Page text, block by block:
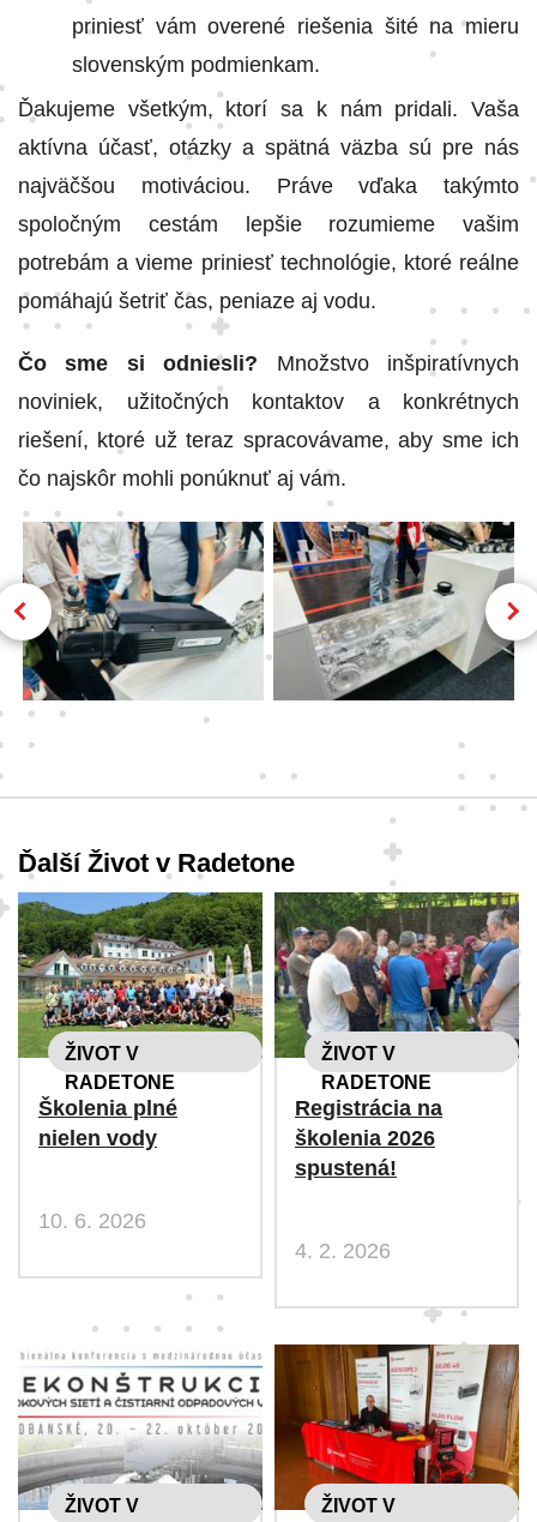
priniesť vám overené riešenia šité na mieru
slovenským podmienkam.
Ďakujeme všetkým, ktorí sa k nám pridali. Vaša
aktívna účasť, otázky a spätná väzba sú pre nás
najväčšou motiváciou. Práve vďaka takýmto
spoločným cestám lepšie rozumieme vašim
potrebám a vieme priniesť technológie, ktoré reálne
pomáhajú šetriť čas, peniaze aj vodu.
Čo sme si odniesli? Množstvo inšpiratívnych
noviniek, užitočných kontaktov a konkrétnych
riešení, ktoré už teraz spracovávame, aby sme ich
čo najskôr mohli ponúknuť aj vám.
Ďalší Život v Radetone
ŽIVOT V
RADETONE
Školenia plné
nielen vody
10. 6. 2026
ŽIVOT V
RADETONE
Registrácia na
školenia 2026
spustená!
4. 2. 2026
ŽIVOT V ŽIVOT V